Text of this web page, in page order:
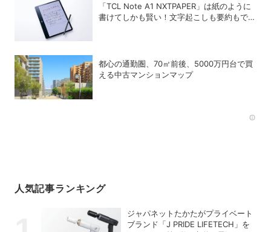
「TCL Note A1 NXTPAPER」は紙のように
書けてしかも賢い！文字起こしも要約もでき
都心の通勤圏、70㎡前後、5000万円台で買
える中古マンションマップ
人気記事ランキング
ジャパネットたかたがプライベート
ブランド「J PRIDE LIFETECH」を